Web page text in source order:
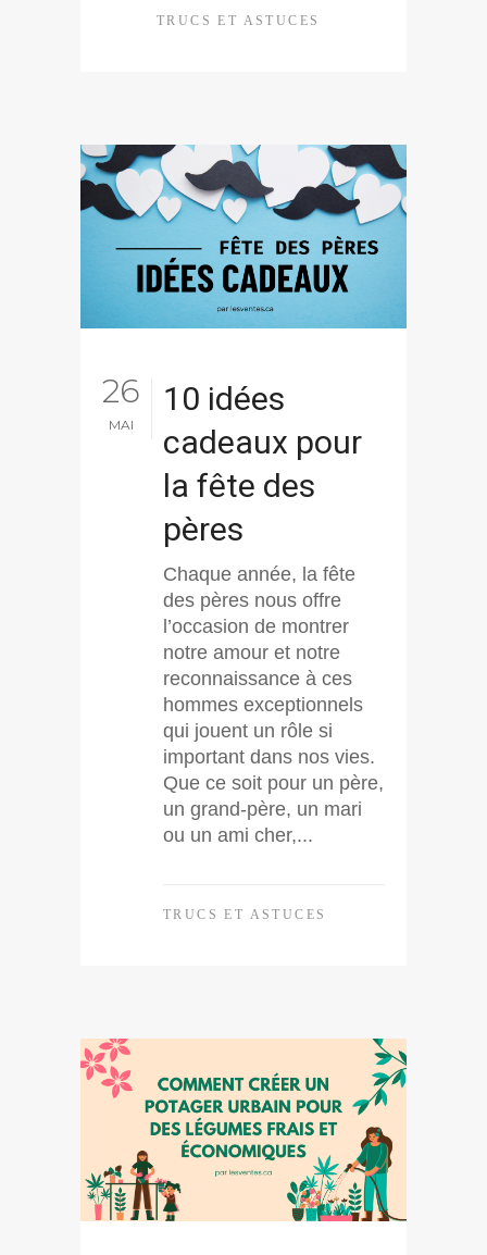
TRUCS ET ASTUCES
26
MAI
10 idées
cadeaux pour
la fête des
pères
Chaque année, la fête
des pères nous offre
l’occasion de montrer
notre amour et notre
reconnaissance à ces
hommes exceptionnels
qui jouent un rôle si
important dans nos vies.
Que ce soit pour un père,
un grand-père, un mari
ou un ami cher,...
TRUCS ET ASTUCES